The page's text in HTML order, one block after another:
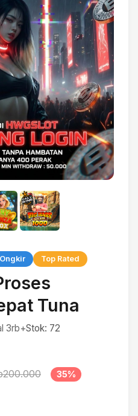
Top Rated
Tuna
3rb+Stok: 72
35%